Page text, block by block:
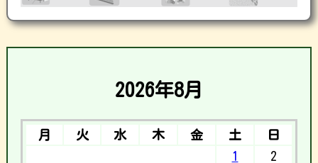
2026年8月
月 火 水 木 金 土
日
1
2